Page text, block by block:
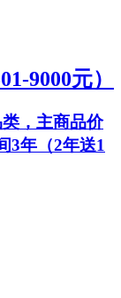
9000元）
，主商品价
3年（2年送1